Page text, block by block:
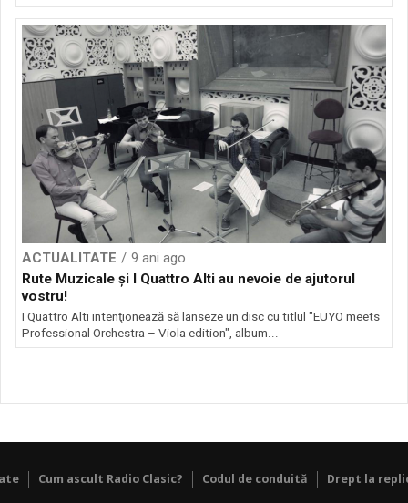
ACTUALITATE
9 ani ago
Rute Muzicale şi I Quattro Alti au nevoie de ajutorul
vostru!
I Quattro Alti intenţionează să lanseze un disc cu titlul "EUYO meets
Professional Orchestra – Viola edition", album...
Cum ascult Radio Clasic? Codul de conduită Drept la